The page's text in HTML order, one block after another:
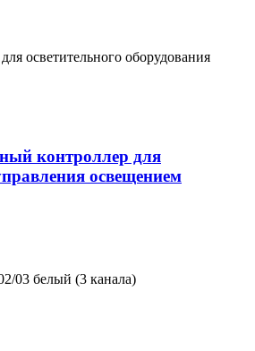
осветительного оборудования
контроллер для
освещением
03 белый (3 канала)